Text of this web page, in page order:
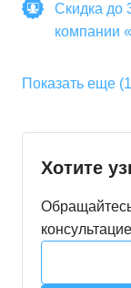
Скидка до
компании
Показать еще
Хотите